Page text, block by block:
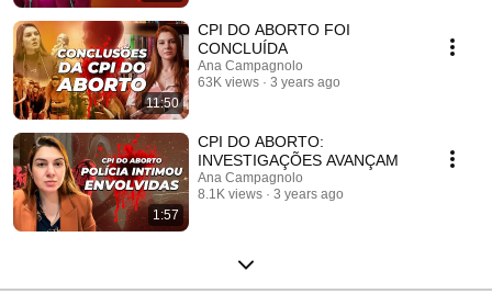
11:50
CPI DO ABORTO FOI
CONCLUÍDA
Ana Campagnolo
63K views
3 years ago
1:57
CPI DO ABORTO:
INVESTIGAÇÕES AVANÇAM
Ana Campagnolo
8.1K views
3 years ago